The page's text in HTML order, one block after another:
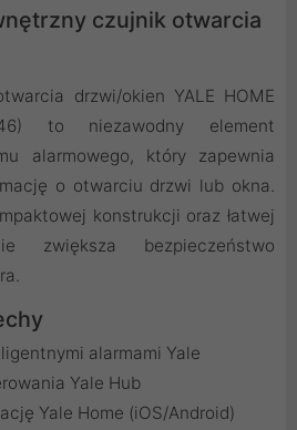
czujnik otwarcia
drzwi/okien YALE HOME
to niezawodny element
alarmowego, który zapewnia
o otwarciu drzwi lub okna.
konstrukcji oraz łatwej
zwiększa bezpieczeństwo
alarmami Yale
Yale Hub
Yale Home (iOS/Android)